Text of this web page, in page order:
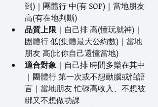
到)｜團體行 中(有 SOP)｜當地朋友
高(有在地判斷)
品質上限 ｜自己排 高(懂玩就神)｜
團體行 低(集體最大公約數)｜當地
朋友 高(比你自己還懂當地)
適合對象 ｜自己排 時間多樂在其中
｜團體行 第一次或不想動腦或怕語
言｜當地朋友 忙碌高收入、不想被
綁又不想做功課